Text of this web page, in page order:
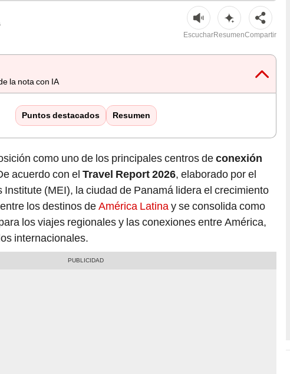
EscucharResumenCompartir
la nota con IA
Puntos destacados Resumen
como uno de los principales centros deconexión
acuerdo con el Travel Report 2026, elaborado por el
(MEI), la ciudad de Panamá lidera el crecimiento
los destinos deAmérica Latinay se consolida como
los viajes regionales y las conexiones entre América,
internacionales.